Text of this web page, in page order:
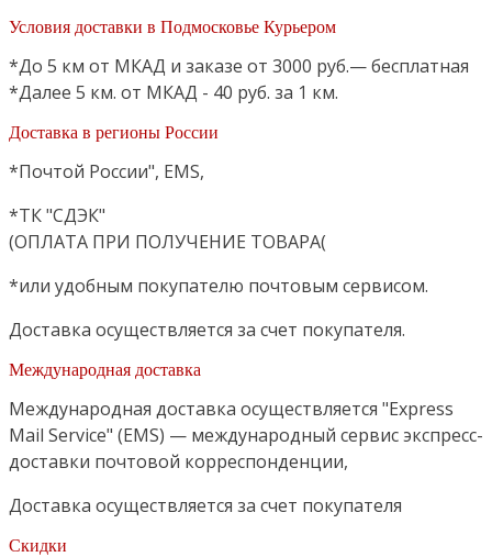
Условия доставки в Подмосковье Курьером
*До 5 км от МКАД и заказе от 3000 руб.— бесплатная
*Далее 5 км. от МКАД - 40 руб. за 1 км.
Доставка в регионы России
*Почтой России", EMS,
*ТК "СДЭК"
(ОПЛАТА ПРИ ПОЛУЧЕНИЕ ТОВАРА(
*или удобным покупателю почтовым сервисом.
Доставка осуществляется за счет покупателя.
Международная доставка
Международная доставка осуществляется "Express
Mail Service" (EMS) — международный сервис экспресс-
доставки почтовой корреспонденции,
Доставка осуществляется за счет покупателя
Скидки